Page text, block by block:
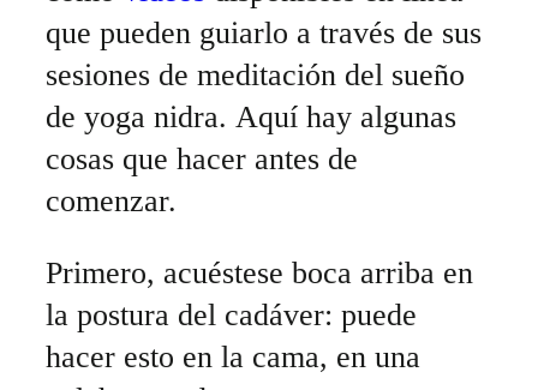
que pueden guiarlo a través de sus
sesiones de meditación del sueño
de yoga nidra. Aquí hay algunas
cosas que hacer antes de
comenzar.
Primero, acuéstese boca arriba en
la postura del cadáver: puede
hacer esto en la cama, en una